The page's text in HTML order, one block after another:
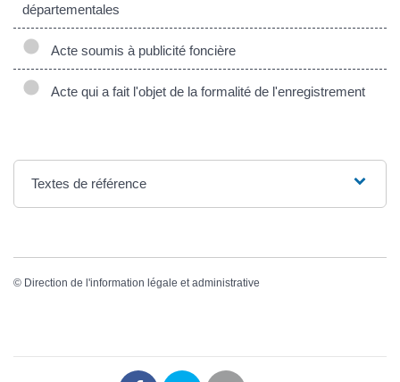
départementales
Acte soumis à publicité foncière
Acte qui a fait l'objet de la formalité de l'enregistrement
Textes de référence
© Direction de l'information légale et administrative